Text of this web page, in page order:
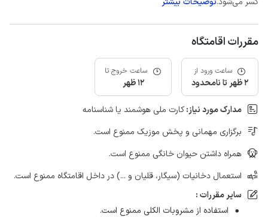
مقررات اقامتگاه
ساعت ورود از
2 ظهر تا نامحدود
ساعت خروج تا
12 ظهر
مدارک مورد نیاز:کارت ملی هوشمند یا شناسنامه
برگزاری مهمانی و پخش موزیک ممنوع است.
همراه داشتن حیوان خانگی ممنوع است.
استعمال دخانیات (سیگار، قلیان و ...) در داخل اقامتگاه ممنوع است.
سایر مقررات :
استفاده از مشروبات الکلی ممنوع است.